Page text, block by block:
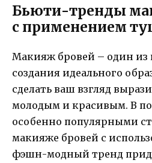
Бьюти-тренды
с применением
Макияж бровей – один из
создания идеального
сделать ваш взгляд
молодым и красивым. В
особенно популярными
макияже бровей с
фэшн-модный тренд